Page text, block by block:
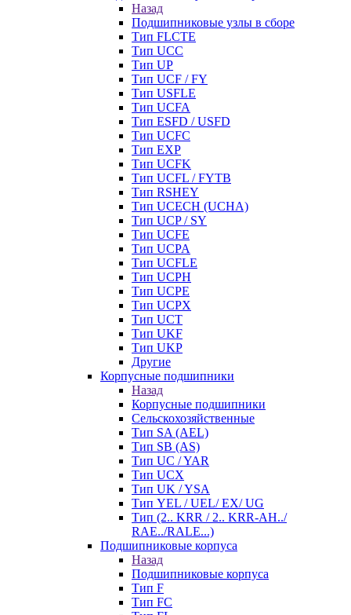
Назад
Подшипниковые узлы в сборе
Тип FLCTE
Тип UCC
Тип UP
Тип UCF / FY
Тип USFLE
Тип UCFA
Тип ESFD / USFD
Тип UCFC
Тип EXP
Тип UCFK
Тип UCFL / FYTB
Тип RSHEY
Тип UCECH (UCHA)
Тип UCP / SY
Тип UCFE
Тип UCPA
Тип UCFLE
Тип UCPH
Тип UCPE
Тип UCPX
Тип UCT
Тип UKF
Тип UKP
Другие
Корпусные подшипники
Назад
Корпусные подшипники
Сельскохозяйственные
Тип SA (AEL)
Тип SB (AS)
Тип UC / YAR
Тип UCX
Тип UK / YSA
Тип YEL / UEL/ EX/ UG
Тип (2.. KRR / 2.. KRR-AH../
RAE../RALE...)
Подшипниковые корпуса
Назад
Подшипниковые корпуса
Тип F
Тип FC